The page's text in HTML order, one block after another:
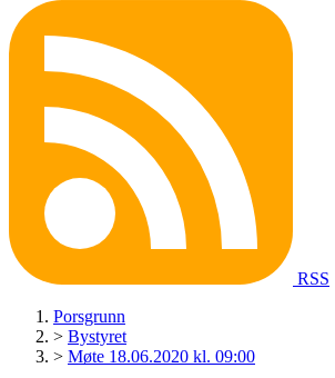
RSS
Porsgrunn
> Bystyret
> Møte 18.06.2020 kl. 09:00